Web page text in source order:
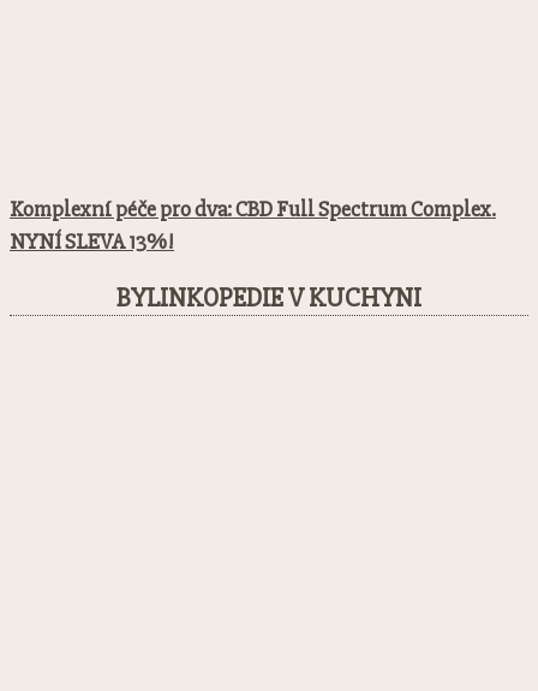
Komplexní péče pro dva: CBD Full Spectrum Complex.
NYNÍ SLEVA 13%!
BYLINKOPEDIE V KUCHYNI